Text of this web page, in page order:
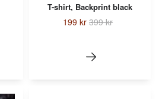
T-shirt, Backprint black
199 kr 399 kr